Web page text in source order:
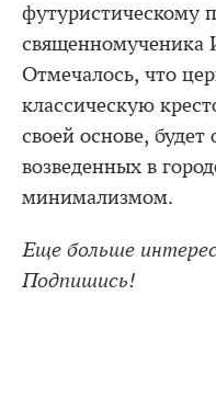
футуристическому
священномученика
Отмечалось, что
классическую
своей основе,
возведенных в
минимализмом.
Еще больше
Подпишись!